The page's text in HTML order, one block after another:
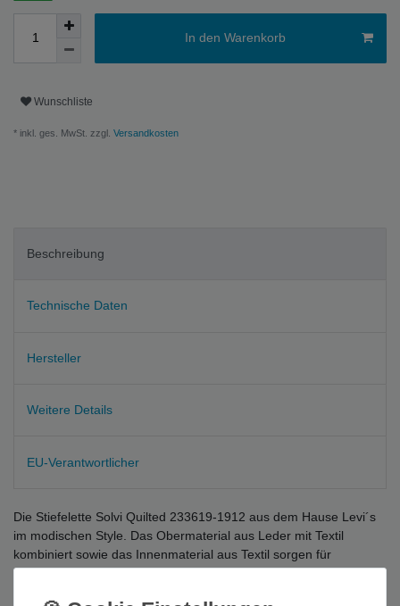
In den Warenkorb
Wunschliste
* inkl. ges. MwSt. zzgl. Versandkosten
Beschreibung
Technische Daten
Hersteller
Weitere Details
EU-Verantwortlicher
Die Stiefelette Solvi Quilted 233619-1912 aus dem Hause Levi´s
im modischen Style. Das Obermaterial aus Leder mit Textil
kombiniert sowie das Innenmaterial aus Textil sorgen für
perfekten und komfortablen Tragekomfort zu jeder Jahres und